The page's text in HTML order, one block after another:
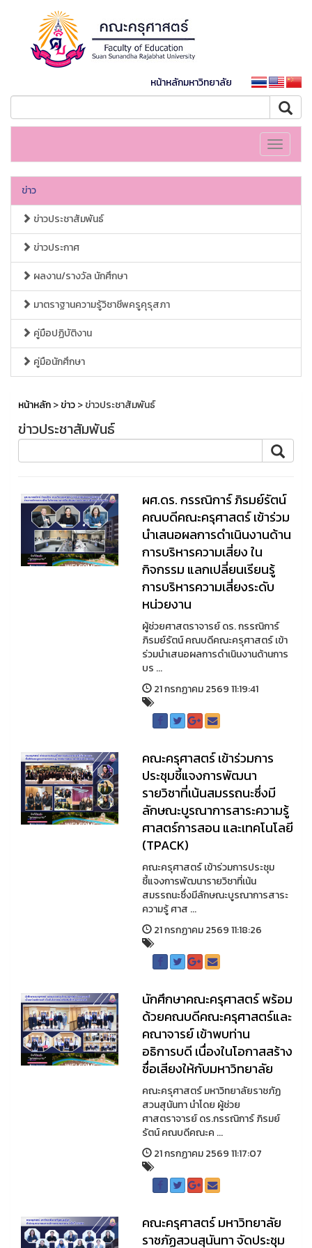
หน้าหลักมหาวิทยาลัย
Toggle
ข่าว
ข่าวประชาสัมพันธ์
ข่าวประกาศ
ผลงาน/รางวัล นักศึกษา
มาตราฐานความรู้วิชาชีพครูคุรุสภา
คู่มือปฏิบัติงาน
คู่มือนักศึกษา
หน้าหลัก>ข่าว> ข่าวประชาสัมพันธ์
ข่าวประชาสัมพันธ์
ผศ.ดร. กรรณิการ์ ภิรมย์รัตน์
คณบดีคณะครุศาสตร์ เข้าร่วม
นำเสนอผลการดำเนินงานด้าน
การบริหารความเสี่ยง ใน
กิจกรรม แลกเปลี่ยนเรียนรู้
การบริหารความเสี่ยงระดับ
หน่วยงาน
ผู้ช่วยศาสตราจารย์ ดร. กรรณิการ์
ภิรมย์รัตน์ คณบดีคณะครุศาสตร์ เข้า
ร่วมนำเสนอผลการดำเนินงานด้านการ
บร ...
21 กรกฏาคม 2569 11:19:41
คณะครุศาสตร์ เข้าร่วมการ
ประชุมชี้แจงการพัฒนา
รายวิชาที่เน้นสมรรถนะซึ่งมี
ลักษณะบูรณาการสาระความรู้
ศาสตร์การสอน และเทคโนโลยี
(TPACK)
คณะครุศาสตร์ เข้าร่วมการประชุม
ชี้แจงการพัฒนารายวิชาที่เน้น
สมรรถนะซึ่งมีลักษณะบูรณาการสาระ
ความรู้ ศาส ...
21 กรกฏาคม 2569 11:18:26
นักศึกษาคณะครุศาสตร์ พร้อม
ด้วยคณบดีคณะครุศาสตร์และ
คณาจารย์ เข้าพบท่าน
อธิการบดี เนื่องในโอกาสสร้าง
ชื่อเสียงให้กับมหาวิทยาลัย
คณะครุศาสตร์ มหาวิทยาลัยราชภัฏ
สวนสุนันทา นำโดย ผู้ช่วย
ศาสตราจารย์ ดร.กรรณิการ์ ภิรมย์
รัตน์ คณบดีคณะค ...
21 กรกฏาคม 2569 11:17:07
คณะครุศาสตร์ มหาวิทยาลัย
ราชภัฏสวนสุนันทา จัดประชุม